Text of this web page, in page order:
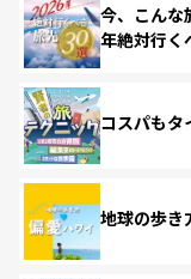
今、こんな
年絶対行く
コスパもタ
地球の歩